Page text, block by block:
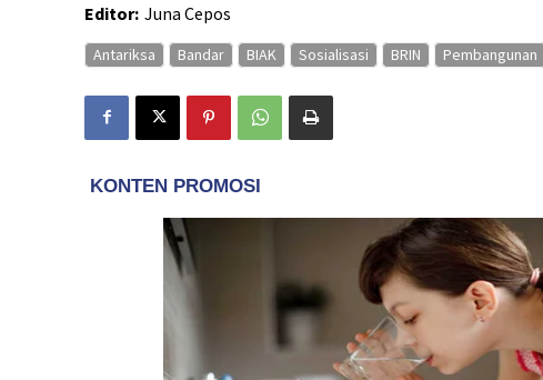
Editor: Juna Cepos
Antariksa Bandar BIAK Sosialisasi BRIN Pembangunan